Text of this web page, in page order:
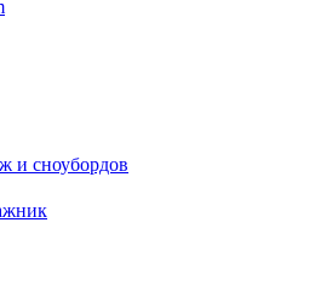
и сноубордов